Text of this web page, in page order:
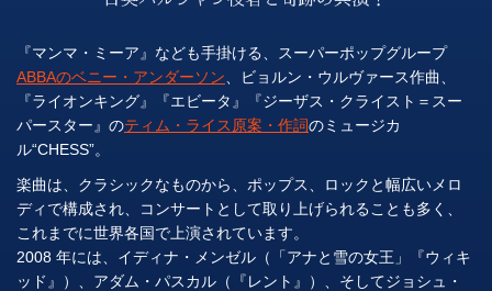
『マンマ・ミーア』なども手掛ける、スーパーポップグループ
ABBAのベニー・アンダーソン 、ビョルン・ウルヴァース作曲、
『ライオンキング』『エビータ』『ジーザス・クライスト＝スー
パースター』のティム・ライス原案・作詞のミュージカ
ル“CHESS”。
楽曲は、クラシックなものから、ポップス、ロックと幅広いメロ
ディで構成され、コンサートとして取り上げられることも多く、
これまでに世界各国で上演されています。
2008 年には、イディナ・メンゼル（「アナと雪の女王」『ウィキ
ッド』）、アダム・パスカル（『レント』）、そしてジョシュ・